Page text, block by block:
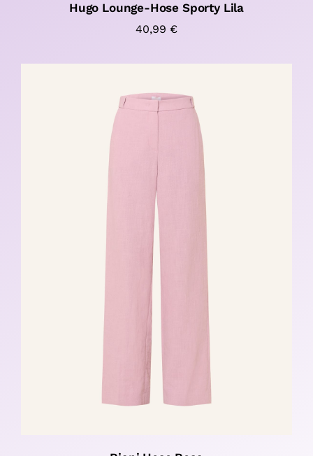
Hugo Lounge-Hose Sporty Lila
40,99 €